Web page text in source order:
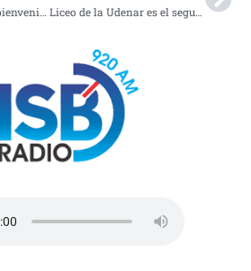
En Las Lajas dan la bienvenida a la temporada decembrina Liceo de la Udenar es el segundo mejor colegio público del país